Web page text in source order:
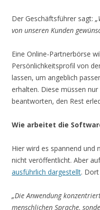
Der Geschäftsführer sagt:
von unseren Kunden
Eine Online-Partnerbörse
Persönlichkeitsprofil von
lassen, um angeblich
erhalten. Diese müssen
beantworten, den Rest
Wie arbeitet die
Hier wird es spannend und
nicht veröffentlicht. Aber
ausführlich dargestellt.
„Die Anwendung
menschlichen Sprache,